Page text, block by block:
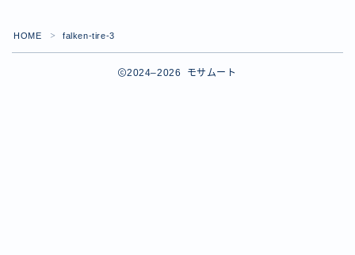
HOME ＞ falken-tire-3
2024–2026 モサムート